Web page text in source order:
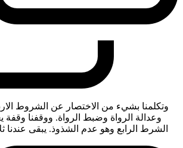
وتكلمنا بشيء من الاختصار عن الشروط
وعدالة الرواة وضبط الرواة. ووقفنا وقفة
الشرط الرابع وهو عدم الشذوذ. يبقى